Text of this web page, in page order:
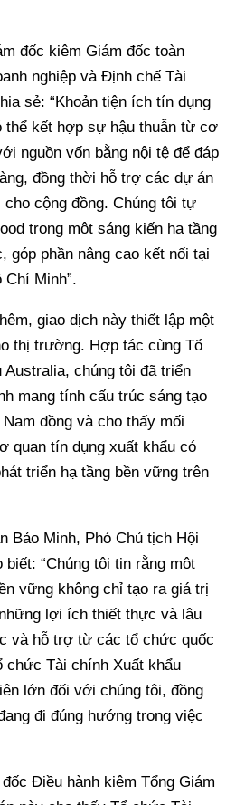
đốc kiêm Giám đốc toàn
nghiệp và Định chế Tài
sẻ: “Khoản tiện ích tín dụng
thể kết hợp sự hậu thuẫn từ cơ
nguồn vốn bằng nội tệ để đáp
đồng thời hỗ trợ các dự án
cộng đồng. Chúng tôi tự
trong một sáng kiến hạ tầng
góp phần nâng cao kết nối tại
Minh”.
giao dịch này thiết lập một
thị trường. Hợp tác cùng Tổ
chúng tôi đã triển
mang tính cấu trúc sáng tạo
đồng và cho thấy mối
quan tín dụng xuất khẩu có
triển hạ tầng bền vững trên
Bảo Minh, Phó Chủ tịch Hội
“Chúng tôi tin rằng một
vững không chỉ tạo ra giá trị
lợi ích thiết thực và lâu
và hỗ trợ từ các tổ chức quốc
chức Tài chính Xuất khẩu
lớn đối với chúng tôi, đồng
đi đúng hướng trong việc
Điều hành kiêm Tổng Giám